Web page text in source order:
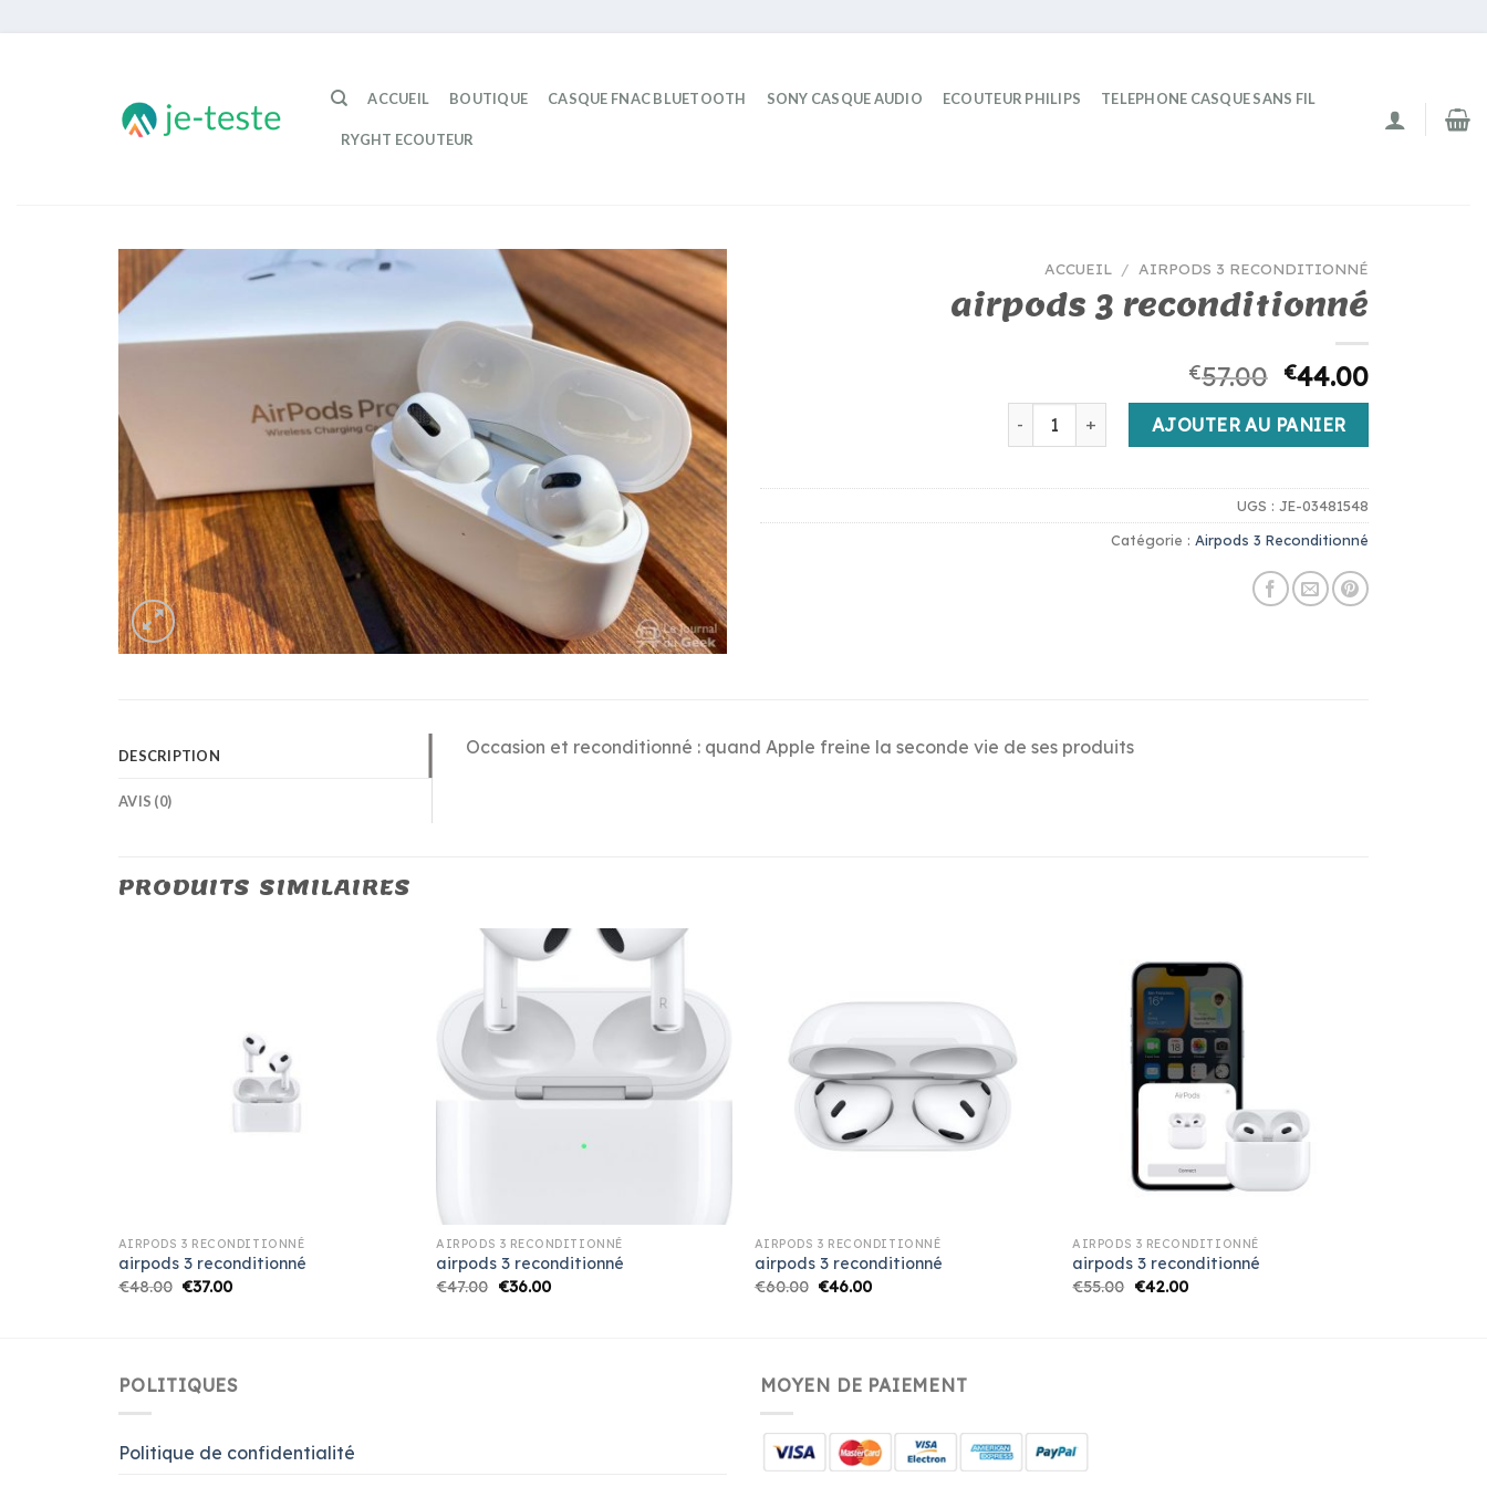
ACCUEIL BOUTIQUE CASQUE FNAC BLUETOOTH SONY CASQUE AUDIO ECOUTEUR PHILIPS TELEPHONE CASQUE SANS FIL
RYGHT ECOUTEUR
ACCUEIL / AIRPODS 3 RECONDITIONNÉ
airpods 3 reconditionné
€57.00 €44.00
quantité de airpods 3 reconditionné
AJOUTER AU PANIER
UGS : JE-03481548
Catégorie : Airpods 3 Reconditionné
DESCRIPTION
AVIS (0)
Occasion et reconditionné : quand Apple freine la seconde vie de ses produits
PRODUITS SIMILAIRES
AIRPODS 3 RECONDITIONNÉ
airpods 3 reconditionné
€48.00 €37.00
AIRPODS 3 RECONDITIONNÉ
airpods 3 reconditionné
€47.00 €36.00
AIRPODS 3 RECONDITIONNÉ
airpods 3 reconditionné
€60.00 €46.00
AIRPODS 3 RECONDITIONNÉ
airpods 3 reconditionné
€55.00 €42.00
POLITIQUES
Politique de confidentialité
MOYEN DE PAIEMENT